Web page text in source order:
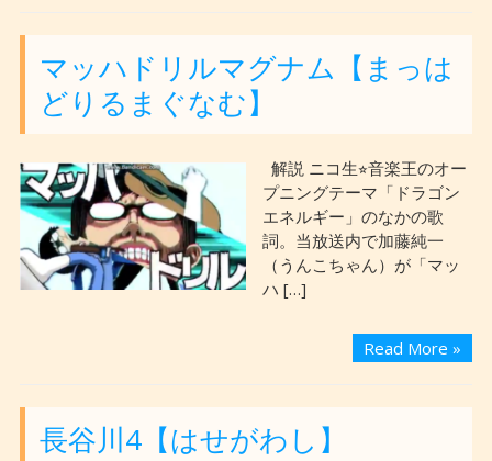
マッハドリルマグナム【まっは
どりるまぐなむ】
解説 ニコ生⭐︎音楽王のオー
プニングテーマ「ドラゴン
エネルギー」のなかの歌
詞。当放送内で加藤純一
（うんこちゃん）が「マッ
ハ […]
Read More »
長谷川4【はせがわし】